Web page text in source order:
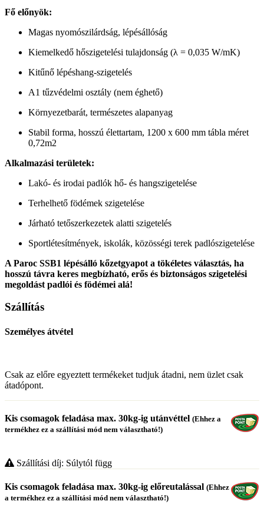
Fő előnyök:
Magas nyomószilárdság, lépésállóság
Kiemelkedő hőszigetelési tulajdonság (λ = 0,035 W/mK)
Kitűnő lépéshang-szigetelés
A1 tűzvédelmi osztály (nem éghető)
Környezetbarát, természetes alapanyag
Stabil forma, hosszú élettartam, 1200 x 600 mm tábla méret
0,72m2
Alkalmazási területek:
Lakó- és irodai padlók hő- és hangszigetelése
Terhelhető födémek szigetelése
Járható tetőszerkezetek alatti szigetelés
Sportlétesítmények, iskolák, közösségi terek padlószigetelése
A Paroc SSB1 lépésálló kőzetgyapot a tökéletes választás, ha
hosszú távra keres megbízható, erős és biztonságos szigetelési
megoldást padlói és födémei alá!
Szállítás
Személyes átvétel
Csak az előre egyeztett termékeket tudjuk átadni, nem üzlet csak
átadópont.
Kis csomagok feladása max. 30kg-ig utánvéttel (Ehhez a
termékhez ez a szállítási mód nem választható!)
Szállítási díj: Súlytól függ
Kis csomagok feladása max. 30kg-ig előreutalással (Ehhez
a termékhez ez a szállítási mód nem választható!)